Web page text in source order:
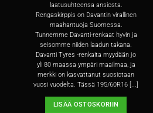
laatusuhteensa ansiosta.
Rengaskirppis on Davantin virallinen
maahantuoja Suomessa.
Tunnemme Davanti-renkaat hyvin ja
seisomme niiden laadun takana.
Davanti Tyres -renkaita myydään jo
yli 80 maassa ympäri maailmaa, ja
merkki on kasvattanut suosiotaan
vuosi vuodelta. Tässä 195/60R16 [...]
LISÄÄ OSTOSKORIIN